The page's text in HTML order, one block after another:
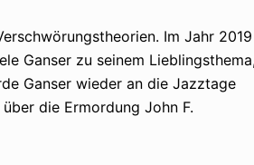
Im Jahr 2019
Ganser zu seinem
Ganser wieder an die Jazztage
die Ermordung John F.